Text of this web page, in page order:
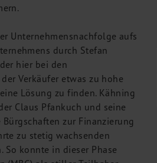
Unternehmensnachfolge aufs
durch Stefan
hier bei den
Verkäufer etwas zu hohe
Lösung zu finden. Kähning
Claus Pfankuch und seine
zur Finanzierung
zu stetig wachsenden
So konnte in dieser Phase